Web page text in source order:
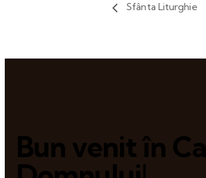
Sfânta Liturghie
Bun venit în